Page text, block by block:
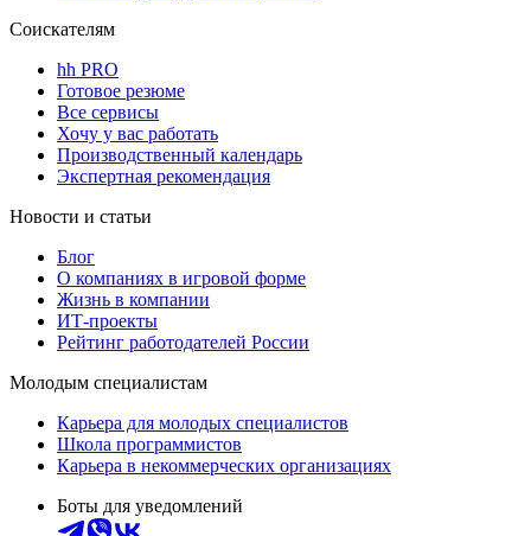
Соискателям
hh PRO
Готовое резюме
Все сервисы
Хочу у вас работать
Производственный календарь
Экспертная рекомендация
Новости и статьи
Блог
О компаниях в игровой форме
Жизнь в компании
ИТ-проекты
Рейтинг работодателей России
Молодым специалистам
Карьера для молодых специалистов
Школа программистов
Карьера в некоммерческих организациях
Боты для уведомлений